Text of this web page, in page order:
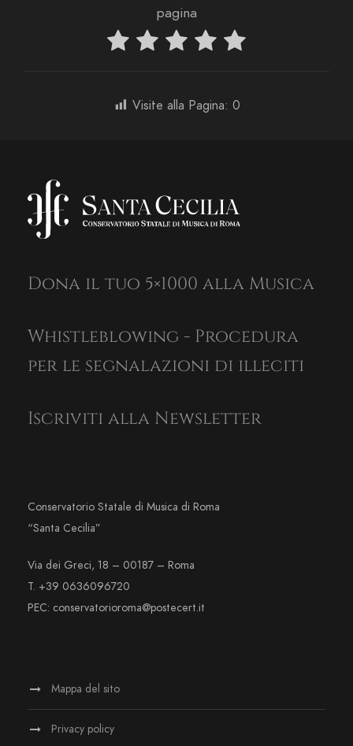
pagina
Visite alla Pagina: 0
Dona il tuo 5×1000 alla Musica
Whistleblowing - Procedura
per le segnalazioni di illeciti
Iscriviti alla Newsletter
Conservatorio Statale di Musica di Roma
“Santa Cecilia”
Via dei Greci, 18 – 00187 – Roma
T. +39 0636096720
PEC: conservatorioroma@postecert.it
Mappa del sito
Privacy policy